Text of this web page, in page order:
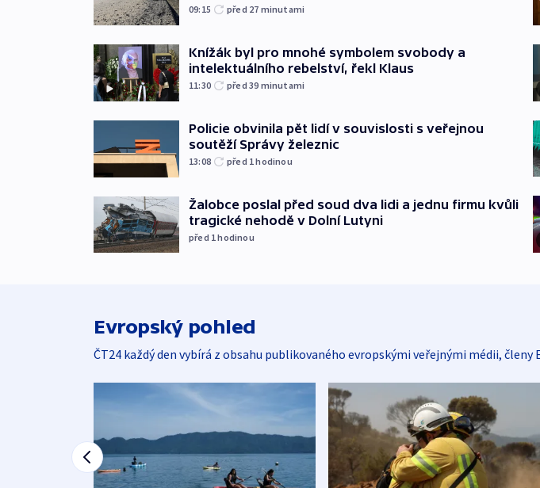
09:15 před 27 minutami
Knížák byl pro mnohé symbolem svobody a
intelektuálního rebelství, řekl Klaus
11:30 před 39 minutami
Policie obvinila pět lidí v souvislosti s veřejnou
soutěží Správy železnic
13:08 před 1hodinou
Žalobce poslal před soud dva lidi a jednu firmu kvůli
tragické nehodě v Dolní Lutyni
před 1hodinou
Evropský pohled
ČT24 každý den vybírá z obsahu publikovaného evropskými veřejnými médii, členy